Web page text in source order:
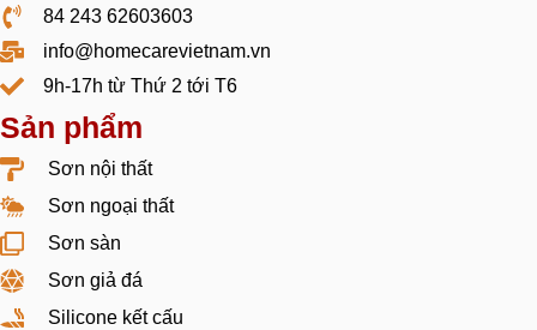
84 243 62603603
info@homecarevietnam.vn
9h-17h từ Thứ 2 tới T6
Sản phẩm
Sơn nội thất
Sơn ngoại thất
Sơn sàn
Sơn giả đá
Silicone kết cấu